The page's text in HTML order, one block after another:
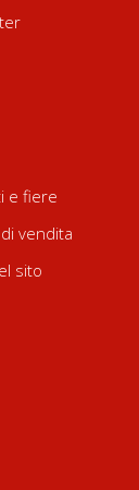
e fiere
vendita
sito